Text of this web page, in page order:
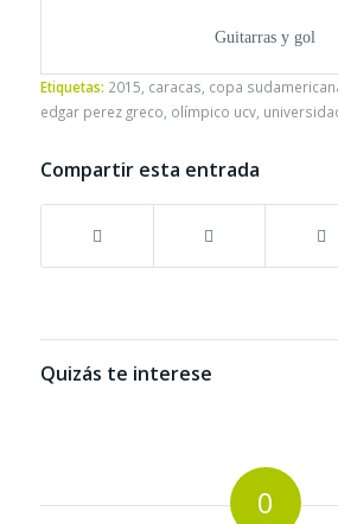
Guitarras y gol
Etiquetas: 2015, caracas, copa
edgar perez greco, olímpico ucv,
Compartir esta entrada
Quizás te interese
0